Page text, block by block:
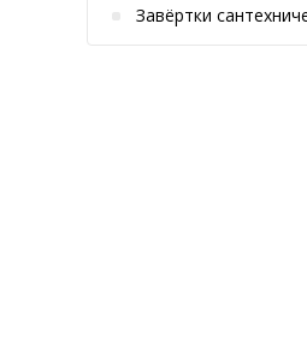
Завёртки